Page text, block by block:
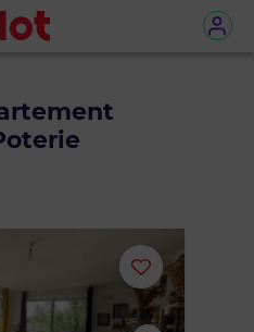
Ajouter
ou